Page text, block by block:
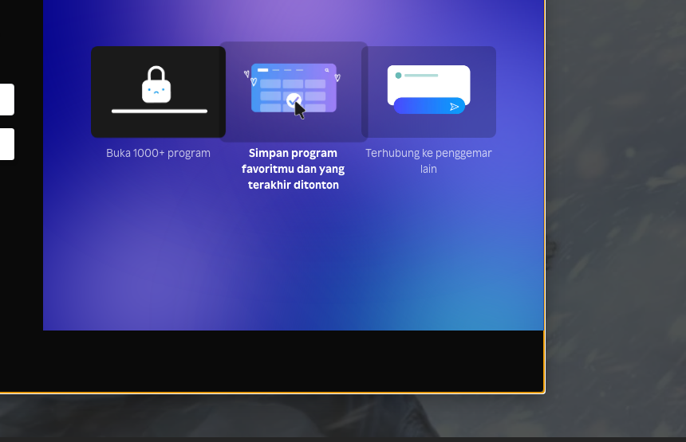
Buka 1000+ program
Simpan program
favoritmu dan yang
terakhir ditonton
Terhubung ke penggemar
lain